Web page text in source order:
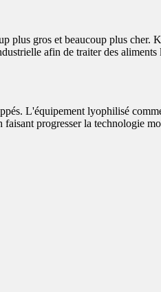
plus gros et beaucoup plus cher.
afin de traiter des
L'équipement lyophilisé
progresser la technologie